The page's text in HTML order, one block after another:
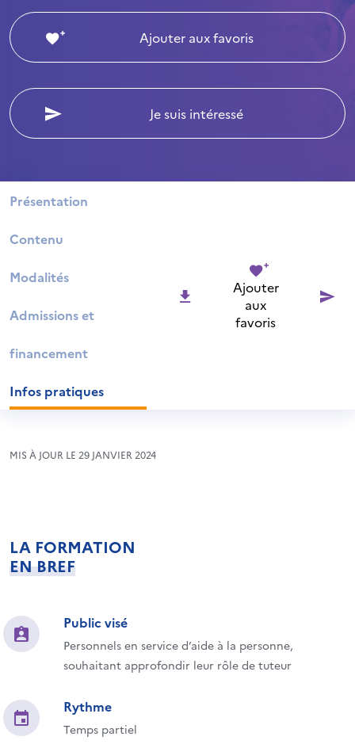
Ajouter aux favoris
Je suis intéressé
Présentation
Contenu
Modalités
Admissions et
financement
Infos pratiques
Ajouter
aux
favoris
MIS À JOUR LE 29 JANVIER 2024
LA FORMATION
EN BREF
Public visé
Personnels en service d’aide à la personne,
souhaitant approfondir leur rôle de tuteur
Rythme
Temps partiel